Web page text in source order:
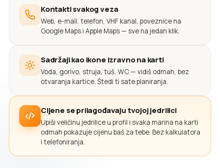
Kontakti svakog veza
Web, e-mail, telefon, VHF kanal, poveznice na
Google Maps i Apple Maps — sve na jedan klik.
Sadržaji kao ikone izravno na karti
Voda, gorivo, struja, tuš, WC — vidiš odmah, bez
otvaranja kartice. Štedi ti sate planiranja.
Cijene se prilagođavaju tvojoj jedrilici
Upiši veličinu jedrilice u profil i svaka marina na karti
odmah pokazuje cijenu baš za tebe. Bez kalkulatora
i telefoniranja.